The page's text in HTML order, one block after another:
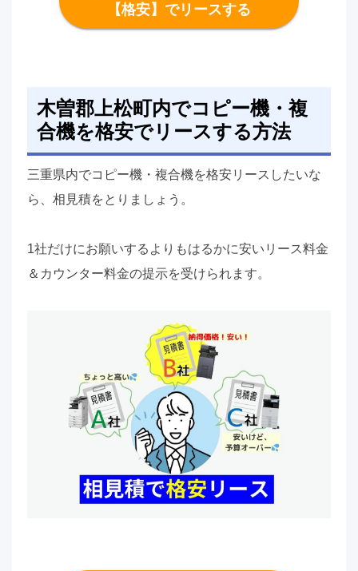
【格安】でリースする
木曽郡上松町内でコピー機・複
合機を格安でリースする方法
三重県内でコピー機・複合機を格安リースしたいな
ら、相見積をとりましょう。
1社だけにお願いするよりもはるかに安いリース料金
＆カウンター料金の提示を受けられます。